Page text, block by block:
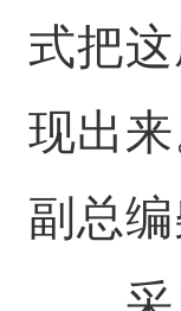
式把
现出
副总编